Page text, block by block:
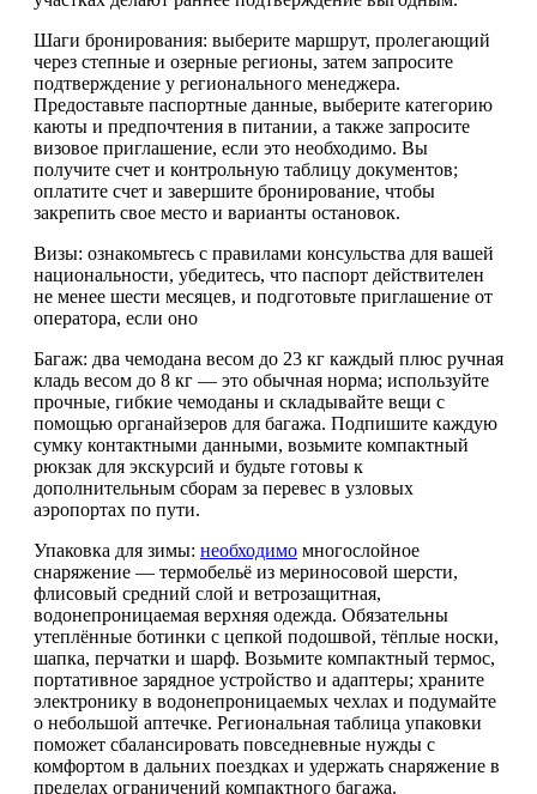
Шаги бронирования: выберите маршрут, пролегающий
через степные и озерные регионы, затем запросите
подтверждение у регионального менеджера.
Предоставьте паспортные данные, выберите категорию
каюты и предпочтения в питании, а также запросите
визовое приглашение, если это необходимо. Вы
получите счет и контрольную таблицу документов;
оплатите счет и завершите бронирование, чтобы
закрепить свое место и варианты остановок.
Визы: ознакомьтесь с правилами консульства для вашей
национальности, убедитесь, что паспорт действителен
не менее шести месяцев, и подготовьте приглашение от
оператора, если оно
Багаж: два чемодана весом до 23 кг каждый плюс ручная
кладь весом до 8 кг — это обычная норма; используйте
прочные, гибкие чемоданы и складывайте вещи с
помощью органайзеров для багажа. Подпишите каждую
сумку контактными данными, возьмите компактный
рюкзак для экскурсий и будьте готовы к
дополнительным сборам за перевес в узловых
аэропортах по пути.
Упаковка для зимы: необходимо многослойное
снаряжение — термобельё из мериносовой шерсти,
флисовый средний слой и ветрозащитная,
водонепроницаемая верхняя одежда. Обязательны
утеплённые ботинки с цепкой подошвой, тёплые носки,
шапка, перчатки и шарф. Возьмите компактный термос,
портативное зарядное устройство и адаптеры; храните
электронику в водонепроницаемых чехлах и подумайте
о небольшой аптечке. Региональная таблица упаковки
поможет сбалансировать повседневные нужды с
комфортом в дальних поездках и удержать снаряжение в
пределах ограничений компактного багажа.